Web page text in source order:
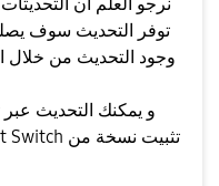
توفر التحديث سوف
وجود التحديث من خلال